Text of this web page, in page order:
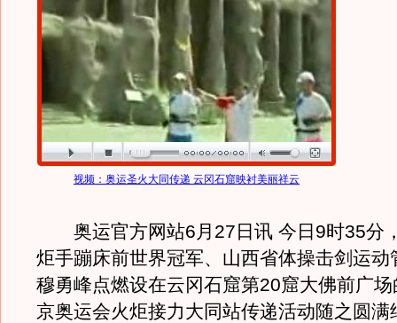
视频：奥运圣火大同传递 云冈石窟映衬美丽祥云
奥运官方网站6月27日讯 今日9时35分
炬手蹦床前世界冠军、山西省体操击剑运动
穆勇峰点燃设在云冈石窟第20窟大佛前广
京奥运会火炬接力大同站传递活动随之圆满